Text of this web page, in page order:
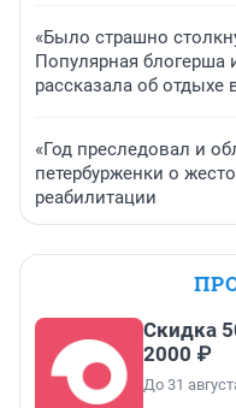
«Было страшно
Популярная блогерша
рассказала об отдыхе
«Год преследовал и
петербурженки о
реабилитации
Скидка
2000 ₽
До 31